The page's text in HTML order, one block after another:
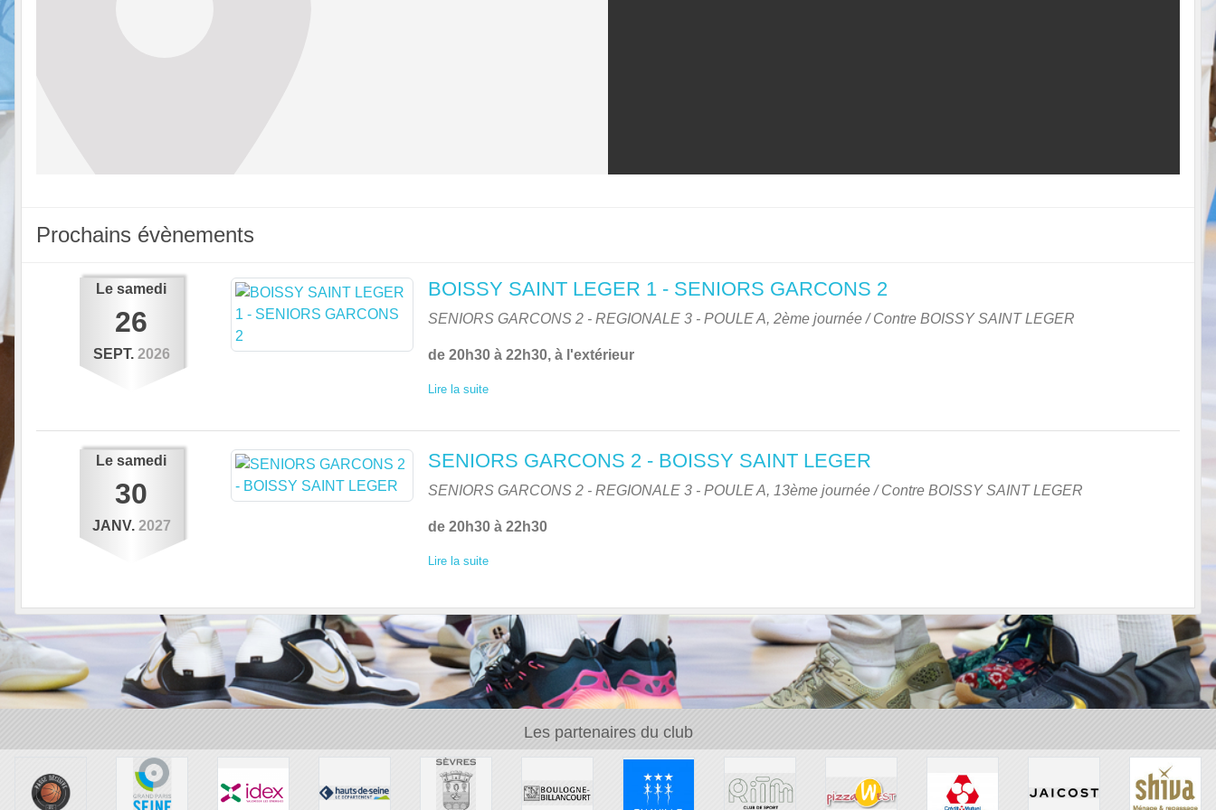
Prochains évènements
Lesamedi
26
SEPT. 2026
BOISSY SAINT LEGER 1 - SENIORS GARCONS 2
SENIORS GARCONS 2 - REGIONALE 3 - POULE A, 2ème journée/ ContreBOISSY SAINT LEGER
de 20h30 à 22h30, à l'extérieur
Lire la suite
Lesamedi
30
JANV. 2027
SENIORS GARCONS 2 - BOISSY SAINT LEGER
SENIORS GARCONS 2 - REGIONALE 3 - POULE A, 13ème journée/ ContreBOISSY SAINT LEGER
de 20h30 à 22h30
Lire la suite
Les partenaires du club